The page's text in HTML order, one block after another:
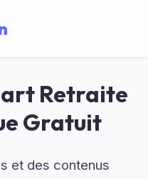
Retraite
Gratuit
et des contenus